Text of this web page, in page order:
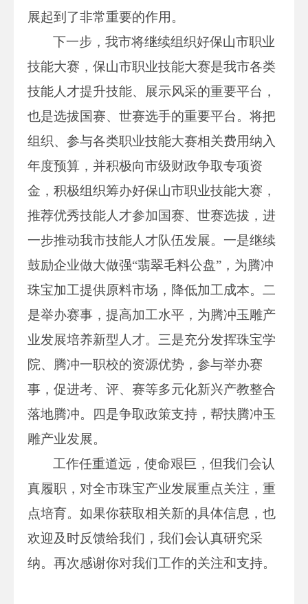
展起到了非常重要的作用。
下一步，我市将继续组织好保山市职业
技能大赛，保山市职业技能大赛是我市各类
技能人才提升技能、展示风采的重要平台，
也是选拔国赛、世赛选手的重要平台。将把
组织、参与各类职业技能大赛相关费用纳入
年度预算，并积极向市级财政争取专项资
金，积极组织筹办好保山市职业技能大赛，
推荐优秀技能人才参加国赛、世赛选拔，进
一步推动我市技能人才队伍发展。一是继续
鼓励企业做大做强“翡翠毛料公盘”，为腾冲
珠宝加工提供原料市场，降低加工成本。二
是举办赛事，提高加工水平，为腾冲玉雕产
业发展培养新型人才。三是充分发挥珠宝学
院、腾冲一职校的资源优势，参与举办赛
事，促进考、评、赛等多元化新兴产教整合
落地腾冲。四是争取政策支持，帮扶腾冲玉
雕产业发展。
工作任重道远，使命艰巨，但我们会认
真履职，对全市珠宝产业发展重点关注，重
点培育。如果你获取相关新的具体信息，也
欢迎及时反馈给我们，我们会认真研究采
纳。再次感谢你对我们工作的关注和支持。